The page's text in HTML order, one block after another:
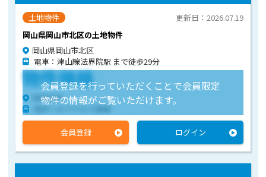
土地物件
岡山県岡山市北区の土地物件
更新日：2026.07.19
岡山県岡山市北区
電車：津山線法界院駅 まで徒歩29分
会員登録を行っていただくことで会員限定
物件の情報がご覧いただけます。
物件価格
物件住所
会員登録 ログイン